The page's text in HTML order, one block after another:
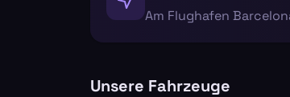
Am Flughafen
Unsere Fahrzeuge